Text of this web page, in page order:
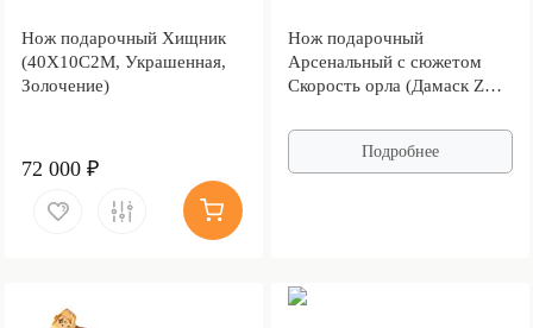
Нож подарочный Хищник
(40Х10С2М, Украшенная,
Золочение)
72 000 ₽
Нож подарочный
Арсенальный с сюжетом
Скорость орла (Дамаск ZDI-
Золочение)
Подробнее